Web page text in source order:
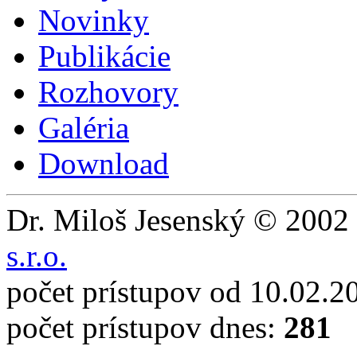
Novinky
Publikácie
Rozhovory
Galéria
Download
Dr. Miloš Jesenský ©
s.r.o.
počet prístupov od
počet prístupov dnes: 281